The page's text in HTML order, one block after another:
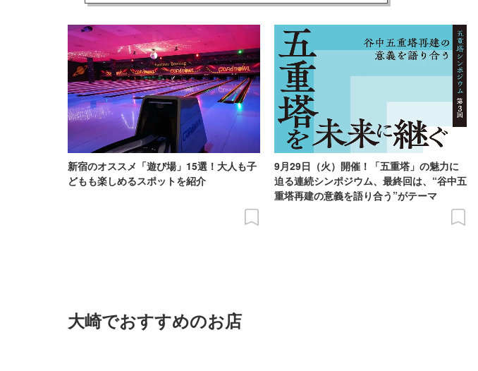
新宿のオススメ「遊び場」15選！大人も子
どもも楽しめるスポットを紹介
9月29日（火）開催！「五重塔」の魅力に
迫る連続シンポジウム、最終回は、“谷中五
重塔再建の意義を語り合う”がテーマ
大崎でおすすめのお店